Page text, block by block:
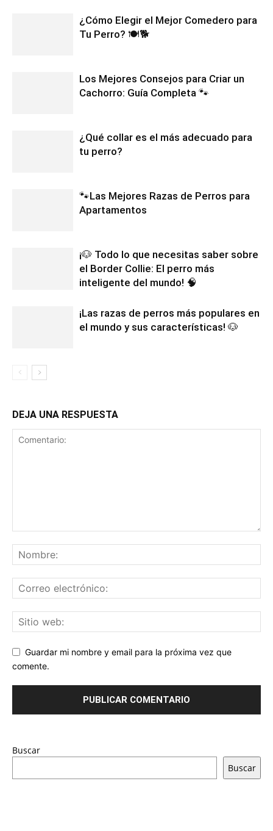
¿Cómo Elegir el Mejor Comedero para
Tu Perro? 🍽️🐕
Los Mejores Consejos para Criar un
Cachorro: Guía Completa 🐾
¿Qué collar es el más adecuado para
tu perro?
🐾Las Mejores Razas de Perros para
Apartamentos
¡🐶 Todo lo que necesitas saber sobre
el Border Collie: El perro más
inteligente del mundo! 🧠
¡Las razas de perros más populares en
el mundo y sus características! 🐶
DEJA UNA RESPUESTA
Guardar mi nombre y email para la próxima vez que
comente.
Buscar
Buscar